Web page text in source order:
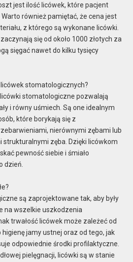
jest ilość licówek, które pacjent
również pamiętać, że cena jest
z którego są wykonane licówki.
się od około 1000 złotych za
sięgać nawet do kilku tysięcy
stomatologicznych?
stomatologiczne pozwalają
i równy uśmiech. Są one idealnym
które borykają się z
nierównymi zębami lub
strukturalnymi zęba. Dzięki licówkom
pewność siebie i śmiało
dzień.
są zaprojektowane tak, aby były
na wszelkie uszkodzenia
trwałość licówek może zależeć od
higienę jamy ustnej oraz od tego, jak
odpowiednie środki profilaktyczne.
pielęgnacji, licówki są w stanie